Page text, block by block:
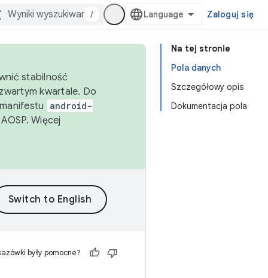
/ Zaloguj się
Na tej stronie
Pola danych
Szczegółowy opis
Dokumentacja pola
stabilność
kwartale. Do
android-
Więcej
były pomocne?